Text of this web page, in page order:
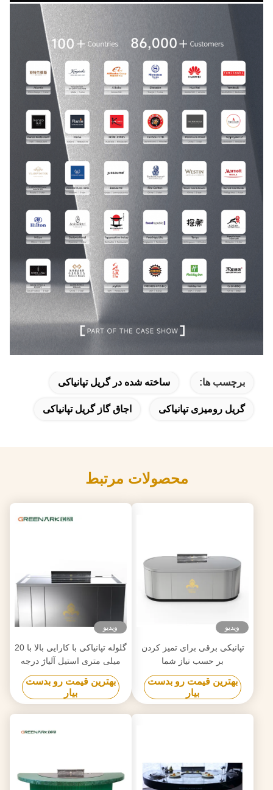
برچسب ها: ساخته شده در گریل تپانیاکی
گریل رومیزی تپانیاکی اجاق گاز گریل تپانیاکی
محصولات مرتبط
ویدیو
تپانیکی برقی برای تمیز کردن
بر حسب نیاز شما
بهترین قیمت رو بدست
بیار
ویدیو
گلوله تپانیاکی با کارایی بالا با 20
میلی متری استیل آلیاژ درجه
غذایی و گرمایش هوشمند
بهترین قیمت رو بدست
بیار